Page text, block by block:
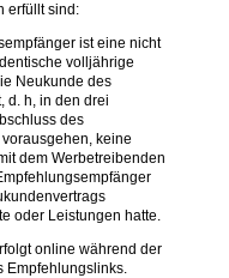
erfüllt sind:
ist eine nicht
volljährige
Neukunde des
d. h, in den drei
des
keine
dem Werbetreibenden
oder Leistungen hatte.
online während der
Empfehlungslinks.